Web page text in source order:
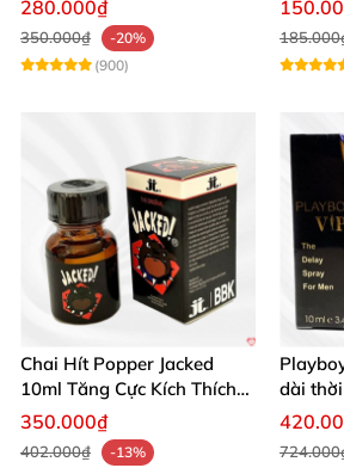
280.000₫
350.000₫
-20%
(900)
Chai Hít Popper Jacked
10ml Tăng Cực Kích Thích
Mạnh Mẽ
350.000₫
402.000₫
-13%
dài